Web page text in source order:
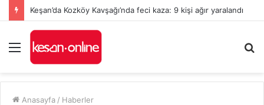
Keşan’da Kozköy Kavşağı’nda feci kaza: 9 kişi ağır yaralandı
Menü
...
Anasayfa / Haberler